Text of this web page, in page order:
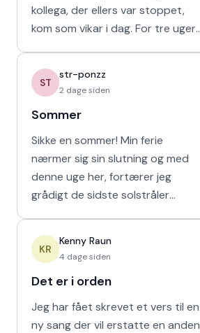
kollega, der ellers var stoppet,
kom som vikar i dag. For tre uger
havd
ST
str-ponzz
2 dage siden
Sommer
Sikke en sommer! Min ferie
nærmer sig sin slutning og med
denne uge her, fortærer jeg
grådigt de sidste solstråler
naturligvis er muligt m
KR
Kenny Raun
4 dage siden
Det er i orden
Jeg har fået skrevet et vers til en
ny sang der vil erstatte en anden